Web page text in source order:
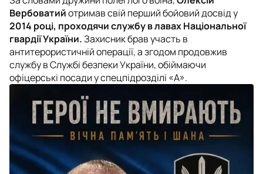
Вербоватийотримав свій перший бойовий досвід у
2014 році, проходячи службу в лавах Національної
гвардії України.Захисник брав участь в
антитерористичній операції, а згодом продовжив
службу в Службі безпеки України, обіймаючи
офіцерські посади у спецпідрозділі «А».